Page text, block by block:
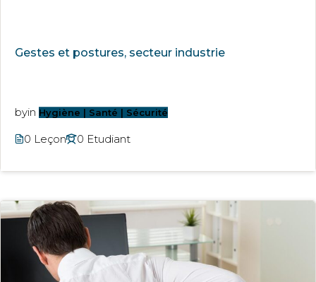
Gestes et postures, secteur industrie
byin Hygiène | Santé | Sécurité
0 Leçon 0 Etudiant